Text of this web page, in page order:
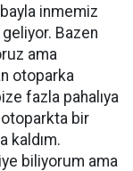
inmemiz
Bazen
ama
otoparka
fazla pahalıya
otoparkta bir
kaldım.
biliyorum ama